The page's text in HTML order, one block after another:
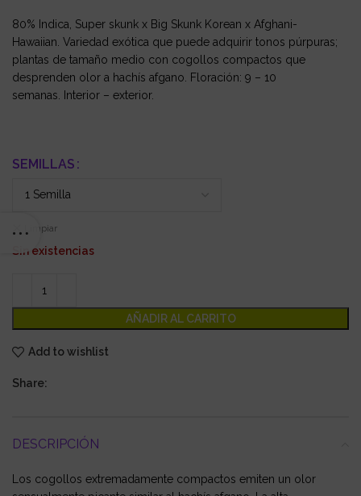
80% Indica, Super skunk x Big Skunk Korean x Afghani-
Hawaiian. Variedad exótica que puede adquirir tonos púrpuras;
plantas de tamaño medio con cogollos compactos que
desprenden olor a hachís afgano. Floración: 9 – 10
semanas. Interior – exterior.
SEMILLAS
Limpiar
Sin existencias
AÑADIR AL CARRITO
Add to wishlist
Share:
DESCRIPCIÓN
Los cogollos extremadamente compactos emiten un olor